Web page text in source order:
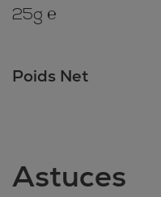
25g ℮
Poids Net
Astuces